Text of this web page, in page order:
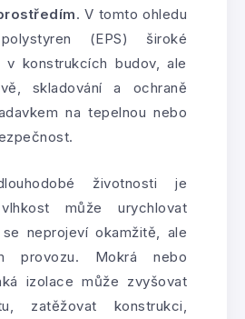
. V tomto ohledu
(EPS) široké
v konstrukcích budov, ale
skladování a ochraně
na tepelnou nebo
životnosti je
může urychlovat
neprojeví okamžitě, ale
provozu. Mokrá nebo
izolace může zvyšovat
zatěžovat konstrukci,